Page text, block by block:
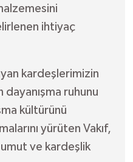
ihtiyaç
kardeşlerimizin
ruhunu
kültürünü
yürüten Vakıf,
ve kardeşlik